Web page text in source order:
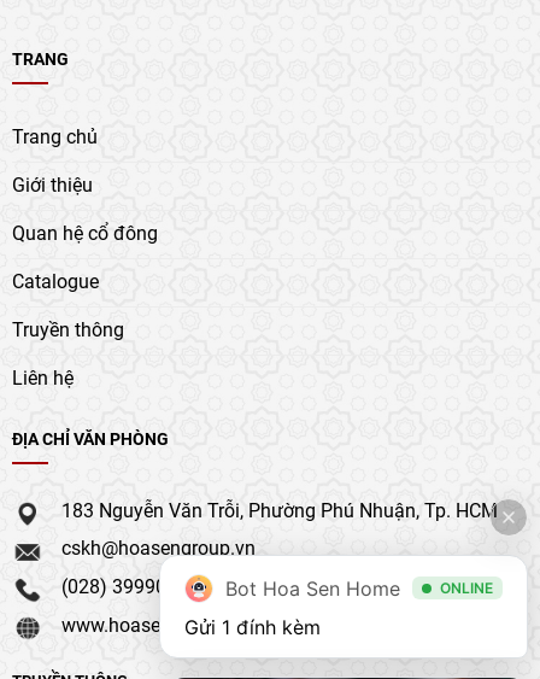
TRANG
Trang chủ
Giới thiệu
Quan hệ cổ đông
Catalogue
Truyền thông
Liên hệ
ĐỊA CHỈ VĂN PHÒNG
183 Nguyễn Văn Trỗi, Phường Phú Nhuận, Tp. HCM
cskh@hoasengroup.vn
(028) 39990 111
www.hoasengroup.vn
Bot Hoa Sen Home ONLINE
Gửi 1 đính kèm